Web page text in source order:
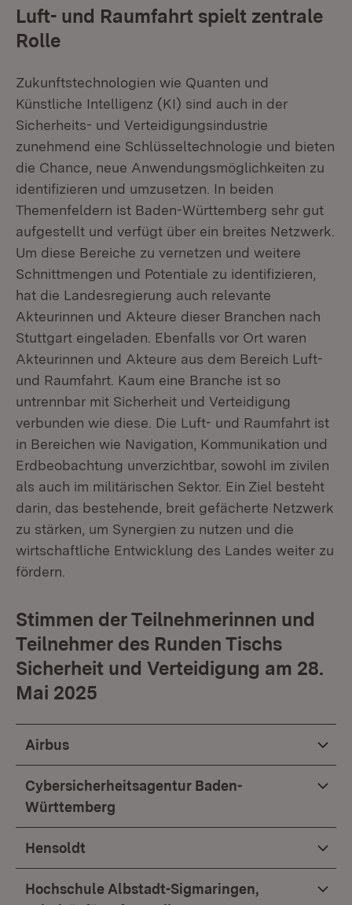
Luft- und Raumfahrt spielt zentrale
Rolle
Zukunftstechnologien wie Quanten und
Künstliche Intelligenz (KI) sind auch in der
Sicherheits- und Verteidigungsindustrie
zunehmend eine Schlüsseltechnologie und bieten
die Chance, neue Anwendungsmöglichkeiten zu
identifizieren und umzusetzen. In beiden
Themenfeldern ist Baden-Württemberg sehr gut
aufgestellt und verfügt über ein breites Netzwerk.
Um diese Bereiche zu vernetzen und weitere
Schnittmengen und Potentiale zu identifizieren,
hat die Landesregierung auch relevante
Akteurinnen und Akteure dieser Branchen nach
Stuttgart eingeladen. Ebenfalls vor Ort waren
Akteurinnen und Akteure aus dem Bereich Luft-
und Raumfahrt. Kaum eine Branche ist so
untrennbar mit Sicherheit und Verteidigung
verbunden wie diese. Die Luft- und Raumfahrt ist
in Bereichen wie Navigation, Kommunikation und
Erdbeobachtung unverzichtbar, sowohl im zivilen
als auch im militärischen Sektor. Ein Ziel besteht
darin, das bestehende, breit gefächerte Netzwerk
zu stärken, um Synergien zu nutzen und die
wirtschaftliche Entwicklung des Landes weiter zu
fördern.
Stimmen der Teilnehmerinnen und
Teilnehmer des Runden Tischs
Sicherheit und Verteidigung am 28.
Mai 2025
Airbus
Cybersicherheitsagentur Baden-
Württemberg
Hensoldt
Hochschule Albstadt-Sigmaringen,